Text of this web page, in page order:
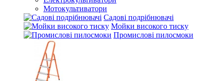
Мотокультиватори
Садові подрібнювачі
Мойки високого тиску
Промислові пилосмоки